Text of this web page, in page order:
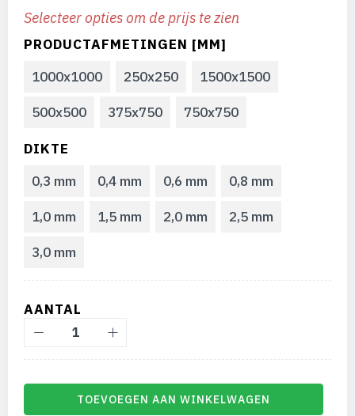
Selecteer opties om de prijs te zien
PRODUCTAFMETINGEN [MM]
1000x1000
250x250 1500x1500
500x500 375x750 750x750
DIKTE
0,3 mm
0,4 mm 0,6 mm 0,8 mm
1,0 mm 1,5 mm 2,0 mm 2,5 mm
3,0 mm
AANTAL
TOEVOEGEN AAN WINKELWAGEN